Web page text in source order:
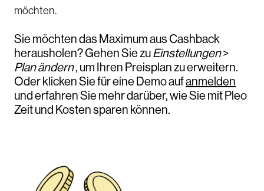
möchten.
Sie möchten das Maximum aus Cashback
herausholen? Gehen Sie zuEinstellungen>
Plan ändern, um Ihren Preisplan zu erweitern.
Oder klicken Sie für eine Demo aufanmelden
und erfahren Sie mehr darüber, wie Sie mit Pleo
Zeit und Kosten sparen können.